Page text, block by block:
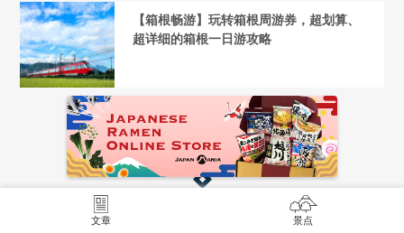
【箱根畅游】玩转箱根周游券，超划算、
超详细的箱根一日游攻略
文章 景点